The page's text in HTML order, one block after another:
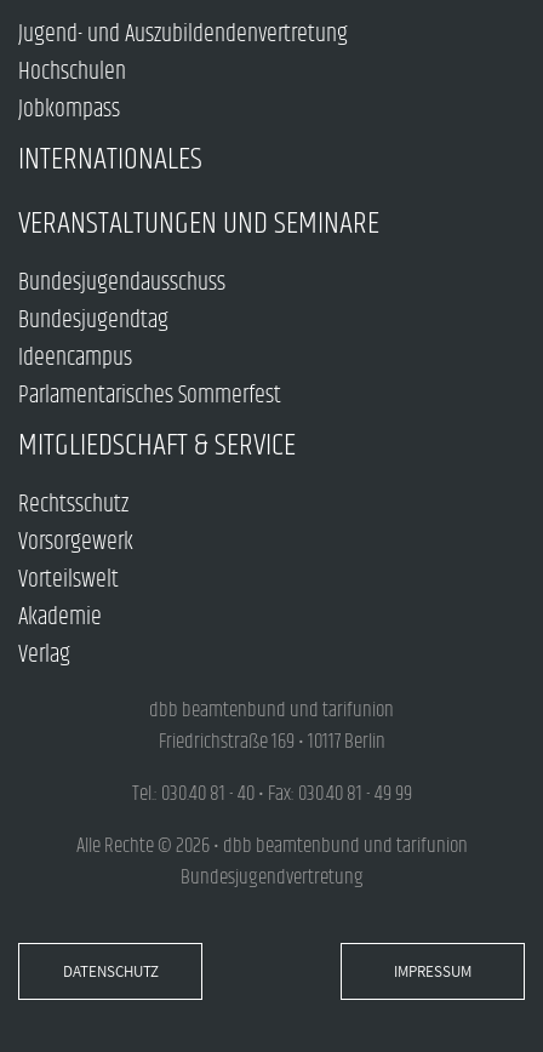
Jugend- und Auszubildendenvertretung
Hochschulen
Jobkompass
INTERNATIONALES
VERANSTALTUNGEN UND SEMINARE
Bundesjugendausschuss
Bundesjugendtag
Ideencampus
Parlamentarisches Sommerfest
MITGLIEDSCHAFT & SERVICE
Rechtsschutz
Vorsorgewerk
Vorteilswelt
Akademie
Verlag
dbb beamtenbund und tarifunion
Friedrichstraße 169 • 10117 Berlin
Tel.: 030.40 81 - 40 • Fax: 030.40 81 - 49 99
Alle Rechte © 2026 • dbb beamtenbund und tarifunion
Bundesjugendvertretung
DATENSCHUTZ IMPRESSUM